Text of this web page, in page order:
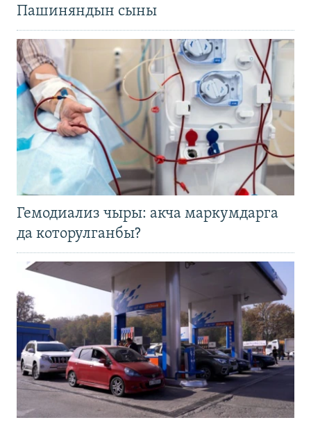
Пашиняндын сыны
Гемодиализ чыры: акча маркумдарга
да которулганбы?